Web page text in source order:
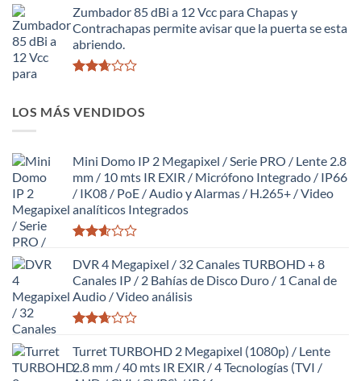
con
2.50
de 5
Zumbador 85 dBi a 12 Vcc para Chapas y
Contrachapas permite avisar que la puerta se esta
abriendo.
2.64
LOS MÁS VENDIDOS
Mini Domo IP 2 Megapixel / Serie PRO / Lente 2.8
mm / 10 mts IR EXIR / Micrófono Integrado / IP66
/ IK08 / PoE / Audio y Alarmas / H.265+ / Video
analíticos Integrados
con
2.59
de 5
DVR 4 Megapixel / 32 Canales TURBOHD + 8
Canales IP / 2 Bahías de Disco Duro / 1 Canal de
Audio / Video análisis
con
2.65
de 5
Turret TURBOHD 2 Megapixel (1080p) / Lente
2.8 mm / 40 mts IR EXIR / 4 Tecnologías (TVI /